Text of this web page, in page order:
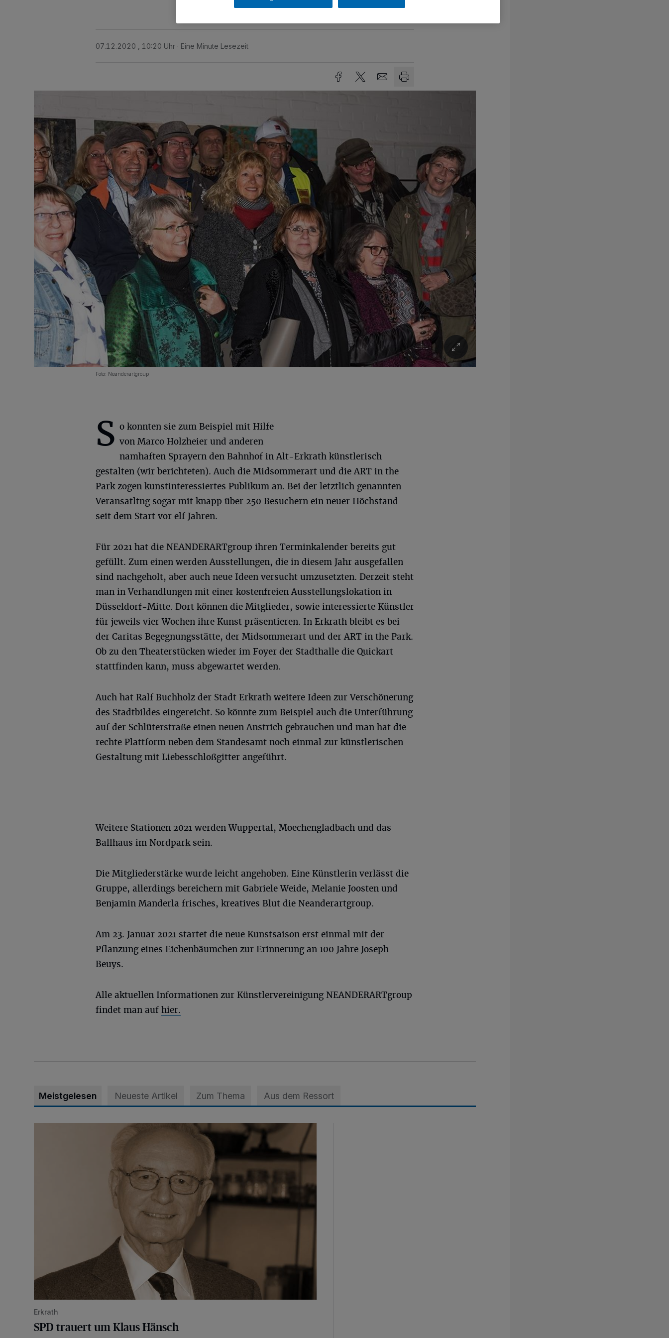
07.12.2020 , 10:20 Uhr Eine Minute Lesezeit
Foto: Neanderartgroup
S o konnten sie zum Beispiel mit Hilfe
von Marco Holzheier und anderen
namhaften Sprayern den Bahnhof in Alt-Erkrath künstlerisch
gestalten (wir berichteten). Auch die Midsommerart und die ART in the
Park zogen kunstinteressiertes Publikum an. Bei der letztlich genannten
Veransatltng sogar mit knapp über 250 Besuchern ein neuer Höchstand
seit dem Start vor elf Jahren.
Für 2021 hat die NEANDERARTgroup ihren Terminkalender bereits gut
gefüllt. Zum einen werden Ausstellungen, die in diesem Jahr ausgefallen
sind nachgeholt, aber auch neue Ideen versucht umzusetzten. Derzeit steht
man in Verhandlungen mit einer kostenfreien Ausstellungslokation in
Düsseldorf-Mitte. Dort können die Mitglieder, sowie interessierte Künstler
für jeweils vier Wochen ihre Kunst präsentieren. In Erkrath bleibt es bei
der Caritas Begegnungsstätte, der Midsommerart und der ART in the Park.
Ob zu den Theaterstücken wieder im Foyer der Stadthalle die Quickart
stattfinden kann, muss abgewartet werden.
Auch hat Ralf Buchholz der Stadt Erkrath weitere Ideen zur Verschönerung
des Stadtbildes eingereicht. So könnte zum Beispiel auch die Unterführung
auf der Schlüterstraße einen neuen Anstrich gebrauchen und man hat die
rechte Plattform neben dem Standesamt noch einmal zur künstlerischen
Gestaltung mit Liebesschloßgitter angeführt.
Weitere Stationen 2021 werden Wuppertal, Moechengladbach und das
Ballhaus im Nordpark sein.
Die Mitgliederstärke wurde leicht angehoben. Eine Künstlerin verlässt die
Gruppe, allerdings bereichern mit Gabriele Weide, Melanie Joosten und
Benjamin Manderla frisches, kreatives Blut die Neanderartgroup.
Am 23. Januar 2021 startet die neue Kunstsaison erst einmal mit der
Pflanzung eines Eichenbäumchen zur Erinnerung an 100 Jahre Joseph
Beuys.
Alle aktuellen Informationen zur Künstlervereinigung NEANDERARTgroup
findet man auf hier.
Meistgelesen Neueste Artikel Zum Thema Aus dem Ressort
SPD trauert um Klaus Hänsch
Erkrath
SPD trauert um Klaus Hänsch